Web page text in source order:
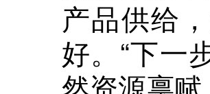
产品供给
好。“下一